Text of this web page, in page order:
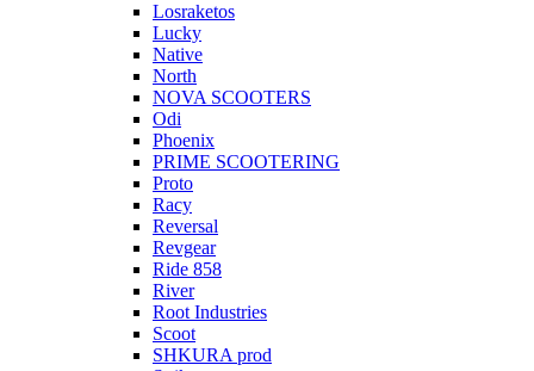
Losraketos
Lucky
Native
North
NOVA SCOOTERS
Odi
Phoenix
PRIME SCOOTERING
Proto
Racy
Reversal
Revgear
Ride 858
River
Root Industries
Scoot
SHKURA рrоd